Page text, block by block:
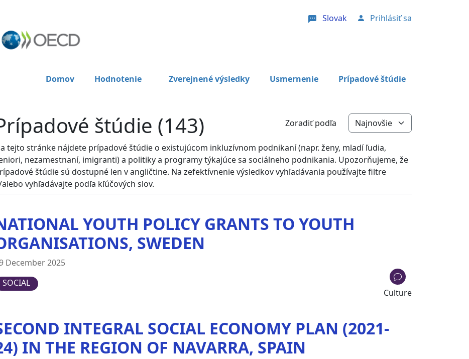
Slovak User account menu
Prihlásiť sa
Domov Hodnotenie Zverejnené výsledky Usmernenie Prípadové štúdie
Zoradiť podľa
štúdie (143)
tejto stránke nájdete prípadové štúdie o existujúcom inkluzívnom podnikaní (napr. ženy, mladí ľudia,
nezamestnaní, imigranti) a politiky a programy týkajúce sa sociálneho podnikania. Upozorňujeme, že
štúdie sú dostupné len v angličtine. Na zefektívnenie výsledkov vyhľadávania používajte filtre
vyhľadávajte podľa kľúčových slov.
YOUTH POLICY GRANTS TO YOUTH
SWEDEN
December 2025
SOCIAL
Culture
INTEGRAL SOCIAL ECONOMY PLAN (2021-
IN THE REGION OF NAVARRA, SPAIN